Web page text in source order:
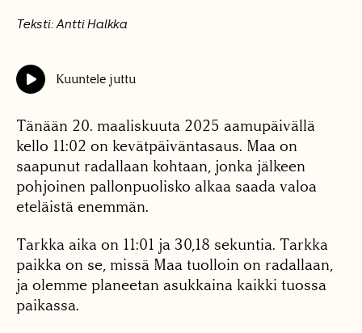
Teksti: Antti Halkka
Kuuntele juttu
Tänään 20. maaliskuuta 2025 aamupäivällä
kello 11:02 on kevätpäiväntasaus. Maa on
saapunut radallaan kohtaan, jonka jälkeen
pohjoinen pallonpuolisko alkaa saada valoa
eteläistä enemmän.
Tarkka aika on 11:01 ja 30,18 sekuntia. Tarkka
paikka on se, missä Maa tuolloin on radallaan,
ja olemme planeetan asukkaina kaikki tuossa
paikassa.